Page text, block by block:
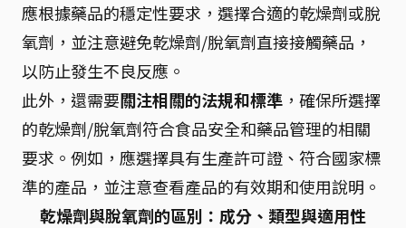
應根據藥品的穩定性要求，選擇合適的乾燥劑或脫
氧劑，並注意避免乾燥劑/脫氧劑直接接觸藥品，
以防止發生不良反應。
此外，還需要關注相關的法規和標準 ，確保所選擇
的乾燥劑/脫氧劑符合食品安全和藥品管理的相關
要求。例如，應選擇具有生產許可證、符合國家標
準的產品，並注意查看產品的有效期和使用說明。
乾燥劑與脫氧劑的區別：成分、類型與適用性